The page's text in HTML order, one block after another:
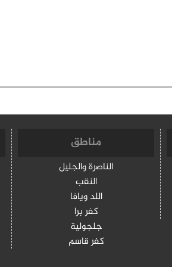
مناطق
الناصرة والجليل
النقب
اللد ويافا
كفر برا
جلجولية
كفر قاسم